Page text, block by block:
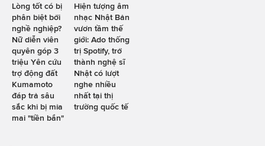
Lòng tốt có bị
phân biệt bởi
nghề nghiệp?
Nữ diễn viên
quyên góp 3
triệu Yên cứu
trợ động đất
Kumamoto
đáp trả sâu
sắc khi bị mỉa
mai "tiền bẩn"
Hiện tượng âm
nhạc Nhật Bản
vươn tầm thế
giới: Ado thống
trị Spotify, trở
thành nghệ sĩ
Nhật có lượt
nghe nhiều
nhất tại thị
trường quốc tế